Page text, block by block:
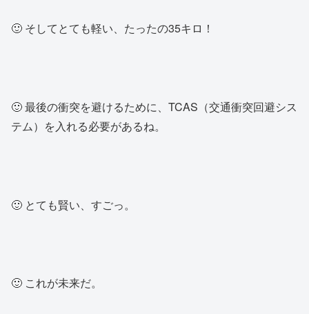
🙂 そしてとても軽い、たったの35キロ！
🙂 最後の衝突を避けるために、TCAS（交通衝突回避シス
テム）を入れる必要があるね。
🙂 とても賢い、すごっ。
🙂 これが未来だ。